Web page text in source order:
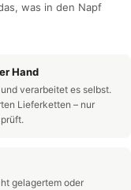
was in den Napf
Hand
verarbeitet es selbst.
Lieferketten – nur
gelagertem oder